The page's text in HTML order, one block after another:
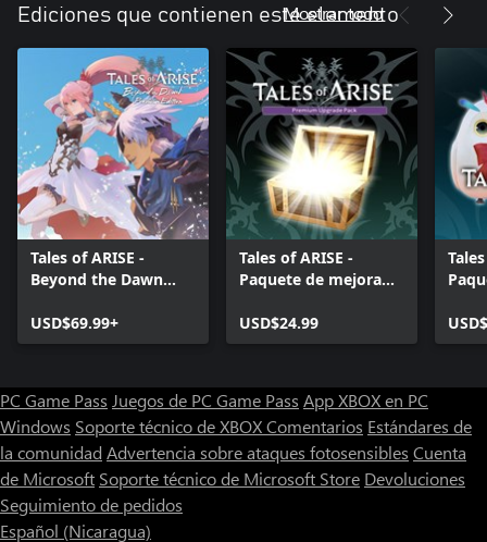
Ediciones que contienen este elemento
Mostrar todo
Tales of ARISE -
Beyond the Dawn
USD$69.99+
Tales of ARISE -
Paquete de mejora
USD$24.99
PC Game Pass Juegos de PC Game Pass App XBOX en PC
Windows Soporte técnico de XBOXComentarios Estándares de
la comunidad Advertencia sobre ataques fotosensibles Cuenta
de Microsoft Soporte técnico de Microsoft Store Devoluciones
Seguimiento de pedidos
Español (Nicaragua)